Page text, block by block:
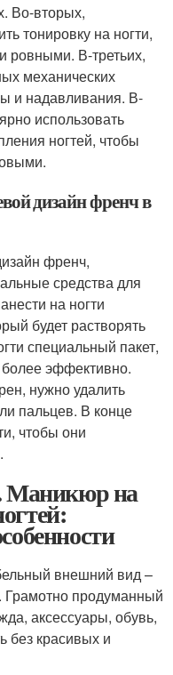
Во-вторых,
тонировку на ногти,
ровными. В-третьих,
механических
и надавливания. В-
использовать
ногтей, чтобы
дизайн френч в
френч,
средства для
на ногти
будет растворять
специальный пакет,
более эффективно.
нужно удалить
пальцев. В конце
чтобы они
Маникюр на
внешний вид –
Грамотно продуманный
аксессуары, обувь,
без красивых и